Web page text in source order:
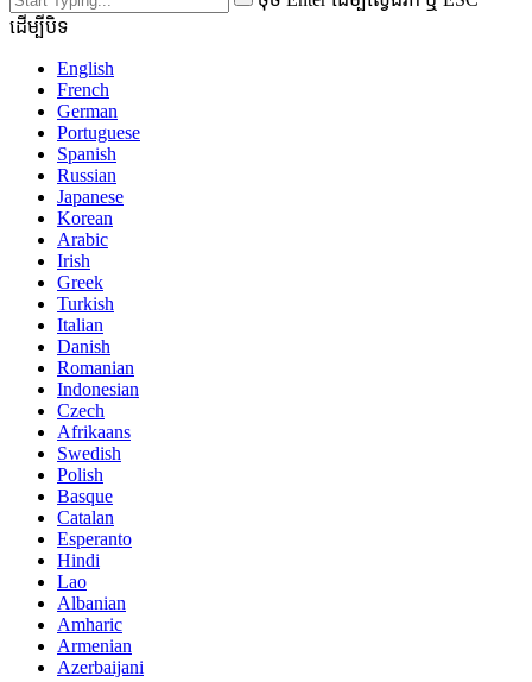
ដើម្បីបិទ
English
French
German
Portuguese
Spanish
Russian
Japanese
Korean
Arabic
Irish
Greek
Turkish
Italian
Danish
Romanian
Indonesian
Czech
Afrikaans
Swedish
Polish
Basque
Catalan
Esperanto
Hindi
Lao
Albanian
Amharic
Armenian
Azerbaijani